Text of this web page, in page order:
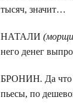
тысяч, значит…
НАТАЛИ
него денег
БРОНИН. Да
пьесы, по